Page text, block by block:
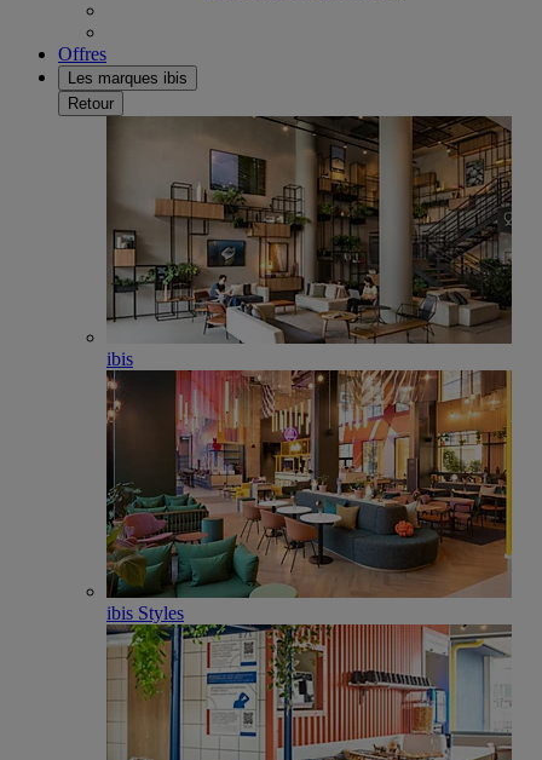
Offres
Les marques ibis
Retour
ibis
ibis Styles